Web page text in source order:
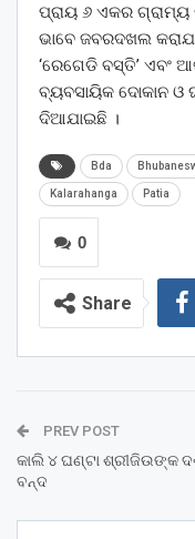
ପ୍ରାୟ ୬ ଏକର
ଭାବେ ଜବରଦଖଲ
‘ରେଗେଡି ବସ୍ତି’ ଏବଂ
ବ୍ୟବସାୟିକ ଦୋକାନ
ଦିଆଯାଇଛି ।
Bda
Kalarahanga Patia
0
Share
PREV POST
କାଲି ୪ ଘଣ୍ଟା ଶ୍ରୀଜିଉଙ୍କ
ବନ୍ଦ